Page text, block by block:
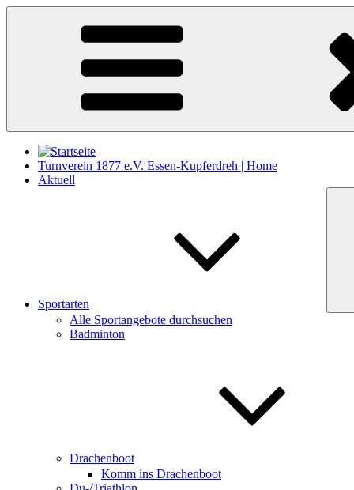
Zum
Turnverein 1877 e.V. Essen-Kupferdreh | Home
Aktuell
Sportarten
Alle Sportangebote durchsuchen
Badminton
Drachenboot
Komm ins Drachenboot